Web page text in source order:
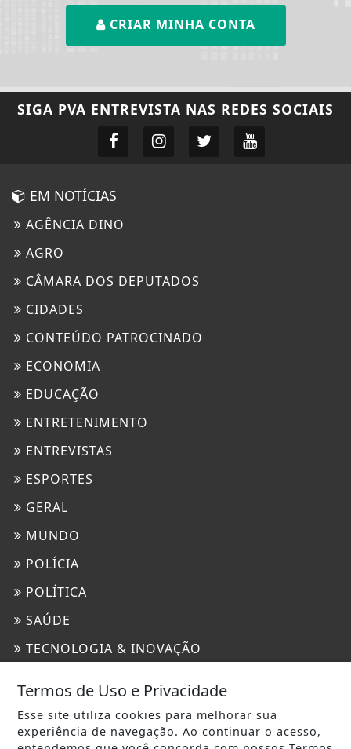
CRIAR MINHA CONTA
SIGA PVA ENTREVISTA NAS REDES SOCIAIS
EM NOTÍCIAS
AGÊNCIA DINO
AGRO
CÂMARA DOS DEPUTADOS
CIDADES
CONTEÚDO PATROCINADO
ECONOMIA
EDUCAÇÃO
ENTRETENIMENTO
ENTREVISTAS
ESPORTES
GERAL
MUNDO
POLÍCIA
POLÍTICA
SAÚDE
TECNOLOGIA & INOVAÇÃO
INFORMAÇÕES
CONTATO
Termos de Uso e Privacidade
Esse site utiliza cookies para melhorar sua
experiência de navegação. Ao continuar o acesso,